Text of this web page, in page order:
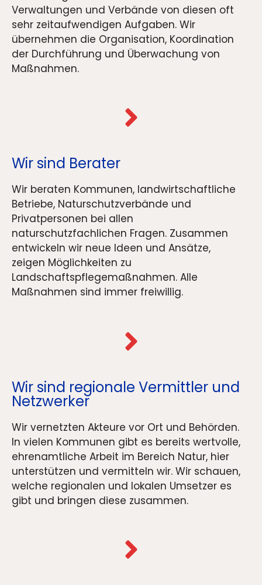
Verwaltungen und Verbände von diesen oft
sehr zeitaufwendigen Aufgaben. Wir
übernehmen die Organisation, Koordination
der Durchführung und Überwachung von
Maßnahmen.
Wir sind Berater
Wir beraten Kommunen, landwirtschaftliche
Betriebe, Naturschutzverbände und
Privatpersonen bei allen
naturschutzfachlichen Fragen. Zusammen
entwickeln wir neue Ideen und Ansätze,
zeigen Möglichkeiten zu
Landschaftspflegemaßnahmen. Alle
Maßnahmen sind immer freiwillig.
Wir sind regionale Vermittler und
Netzwerker
Wir vernetzten Akteure vor Ort und Behörden.
In vielen Kommunen gibt es bereits wertvolle,
ehrenamtliche Arbeit im Bereich Natur, hier
unterstützen und vermitteln wir. Wir schauen,
welche regionalen und lokalen Umsetzer es
gibt und bringen diese zusammen.